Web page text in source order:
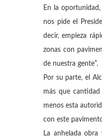
En la
nos pide el
decir, empieza
zonas con
de nuestra gente”.
Por su parte, el
más que
menos esta
con este
La anhelada